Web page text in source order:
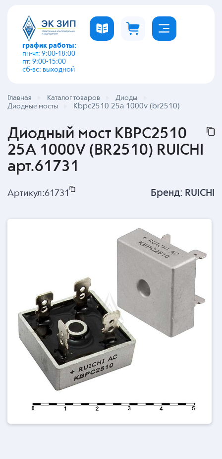
график работы:
пн-чт: 9:00-18:00
пт: 9:00-15:00
сб-вс: выходной
Главная Каталог товаров
Диоды
Диодные мосты
Kbpc2510 25a 1000v (br2510)
Диодный мост KBPC2510
25A 1000V (BR2510) RUICHI
арт.61731
Артикул:61731 Бренд: RUICHI